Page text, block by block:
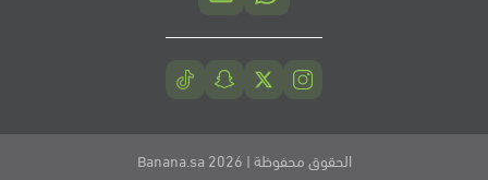
الحقوق محفوظة | 2026 Banana.sa